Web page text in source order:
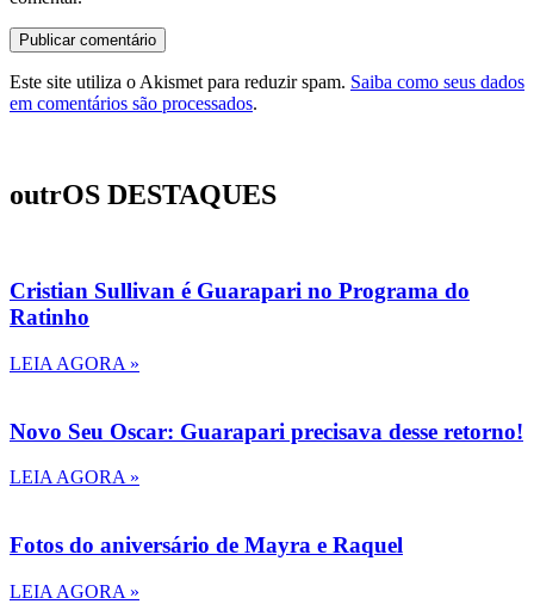
Este site utiliza o Akismet para reduzir spam. Saiba como seus dados
em comentários são processados.
outrOS DESTAQUES
Cristian Sullivan é Guarapari no Programa do
Ratinho
LEIA AGORA »
Novo Seu Oscar: Guarapari precisava desse retorno!
LEIA AGORA »
Fotos do aniversário de Mayra e Raquel
LEIA AGORA »